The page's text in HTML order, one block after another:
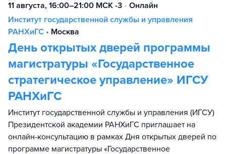
11 августа, 16:00–21:00 МСК -3 • Онлайн
Институт государственной службы и управления
РАНХиГС • Москва
День открытых дверей программы
магистратуры «Государственное
стратегическое управление» ИГСУ
РАНХиГС
Институт государственной службы и управления (ИГСУ)
Президентской академии РАНХиГС приглашает на
онлайн-консультацию в рамках Дня открытых дверей по
программе магистратуры «Государственное